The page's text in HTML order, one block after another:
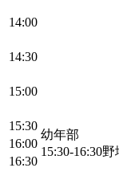
14:00
14:30
15:00
15:30
幼年部
15:30-16:30野
16:00
16:30